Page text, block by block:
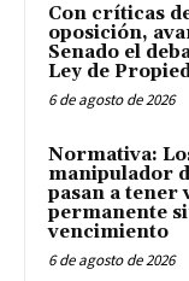
Con críticas
oposición,
Senado el
Ley de
6 de agosto de 2026
Normativa:
manipulador
pasan a tener
permanente
vencimiento
6 de agosto de 2026